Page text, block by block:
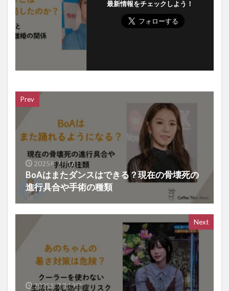
最新情報をチェックしよう！
Prev
2025年7月16日
BoAはまたダンスはできる？現在の骨壊死の
進行具合や手術の種類
Next
2025年7月19日